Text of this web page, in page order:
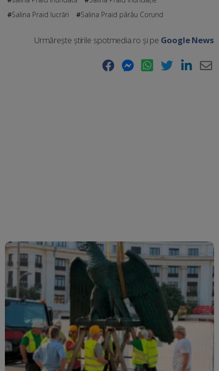
Salina Praid lucrări
Salina Praid pârâu Corund
Urmărește știrile spotmedia.ro și pe Google News
Facebook Messenger WhatsApp Twitter LinkedIn